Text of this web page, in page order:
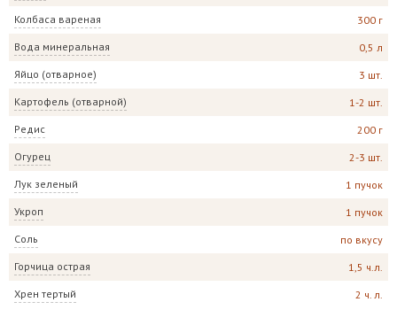
Колбаса вареная 300 г
Вода минеральная 0,5 л
Яйцо (отварное) 3 шт.
Картофель (отварной) 1-2 шт.
Редис 200 г
Огурец 2-3 шт.
Лук зеленый 1 пучок
Укроп 1 пучок
Соль по вкусу
Горчица острая 1,5 ч.л.
Хрен тертый 2 ч. л.